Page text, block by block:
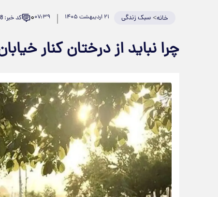
خانه>سبک زندگی ۲۱ اردیبهشت ۱۴۰۵ ۰۷:۳۹۰ کد خبر: 981518
چرا نباید از درختان کنار